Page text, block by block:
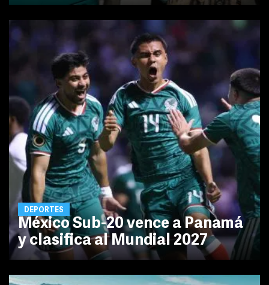
DEPORTES
México Sub-20 vence a Panamá
y clasifica al Mundial 2027